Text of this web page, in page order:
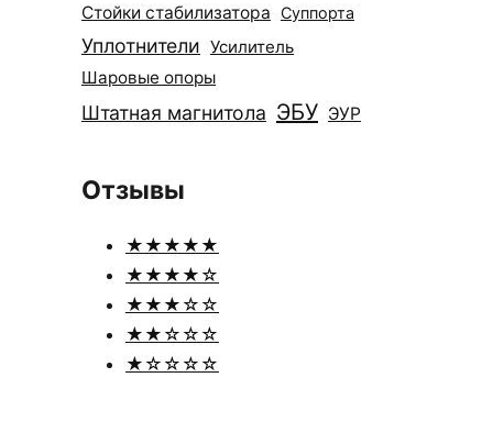
Стойки стабилизатора Суппорта
Уплотнители Усилитель
Шаровые опоры
Штатная магнитола ЭБУ ЭУР
Отзывы
★★★★★
★★★★☆
★★★☆☆
★★☆☆☆
★☆☆☆☆